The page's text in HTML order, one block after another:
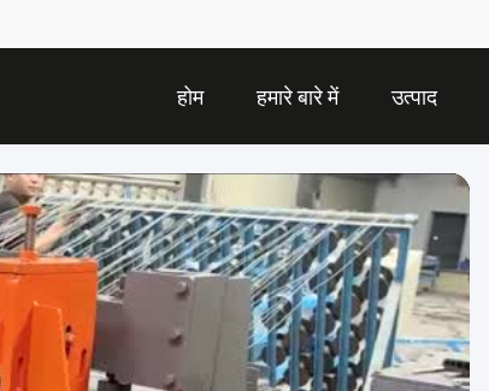
होम हमारे बारे में उत्पाद